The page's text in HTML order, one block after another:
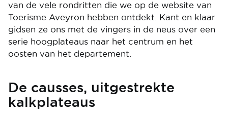
van de vele rondritten die we op de website van
Toerisme Aveyron hebben ontdekt. Kant en klaar
gidsen ze ons met de vingers in de neus over een
serie hoogplateaus naar het centrum en het
oosten van het departement.
De causses, uitgestrekte
kalkplateaus